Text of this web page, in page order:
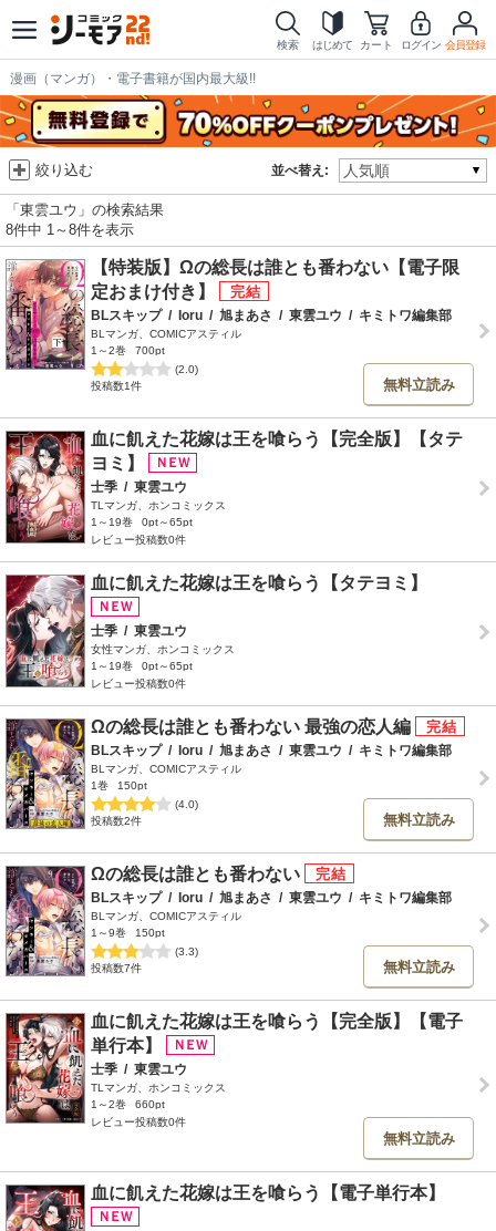
検索 はじめて カート ログイン 会員登録
漫画（マンガ）・電子書籍が国内最大級!!
並べ替え:
絞り込む
「東雲ユウ」の検索結果
8件中 1～8件を表示
【特装版】Ωの総長は誰とも番わない【電子限
定おまけ付き】
BLスキップ / Ioru / 旭まあさ / 東雲ユウ / キミトワ編集部
BLマンガ、COMICアスティル
1～2巻
700pt
(2.0)
投稿数1件
無料立読み
血に飢えた花嫁は王を喰らう【完全版】【タテ
ヨミ】
士季 / 東雲ユウ
TLマンガ、ホンコミックス
1～19巻
0pt～65pt
レビュー投稿数0件
血に飢えた花嫁は王を喰らう【タテヨミ】
士季 / 東雲ユウ
女性マンガ、ホンコミックス
1～19巻
0pt～65pt
レビュー投稿数0件
Ωの総長は誰とも番わない 最強の恋人編
BLスキップ / Ioru / 旭まあさ / 東雲ユウ / キミトワ編集部
BLマンガ、COMICアスティル
1巻
150pt
(4.0)
投稿数2件
無料立読み
Ωの総長は誰とも番わない
BLスキップ / Ioru / 旭まあさ / 東雲ユウ / キミトワ編集部
BLマンガ、COMICアスティル
1～9巻
150pt
(3.3)
投稿数7件
無料立読み
血に飢えた花嫁は王を喰らう【完全版】【電子
単行本】
士季 / 東雲ユウ
TLマンガ、ホンコミックス
1～2巻
660pt
レビュー投稿数0件
無料立読み
血に飢えた花嫁は王を喰らう【電子単行本】